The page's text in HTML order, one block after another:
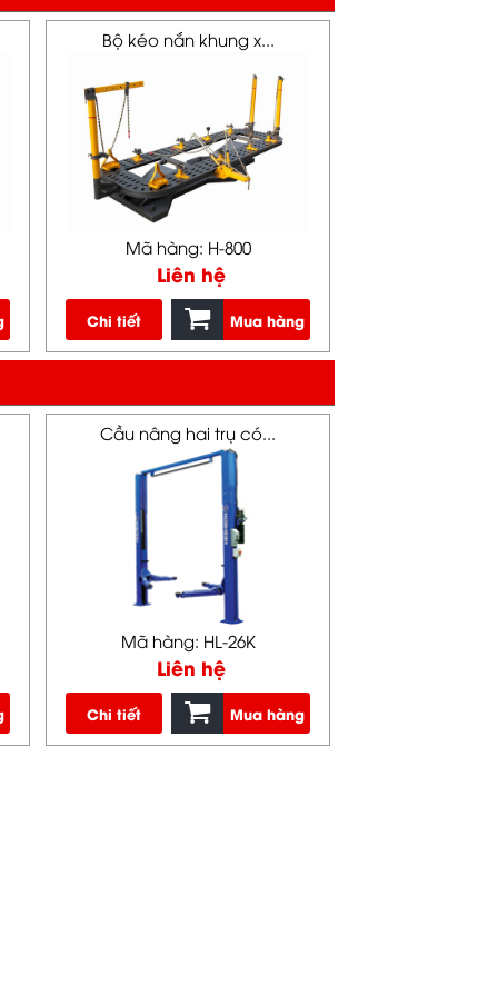
Bộ kéo nắn khung x...
Mã hàng: H-800
Liên hệ
Chi tiết Mua hàng
Cầu nâng hai trụ có...
Mã hàng: HL-26K
Liên hệ
Chi tiết Mua hàng